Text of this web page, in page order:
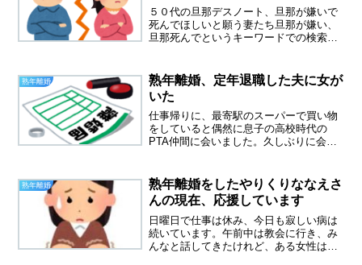
５０代の旦那デスノート、旦那が嫌いで
死んでほしいと願う妻たち旦那が嫌い、
旦那死んでというキーワードでの検索数
なった場合など、旦那さんの嫌な所ばか
り目に付いてしまうのでし...
熟年離婚
熟年離婚、定年退職した夫に女が
いた
仕事帰りに、最寄駅のスーパーで買い物
をしていると偶然に息子の高校時代の
PTA仲間に会いました。久しぶりに会っ
ろな話をしました。Kさん、私の息子の
事をずっと心配していてく...
熟年離婚
熟年離婚をしたやりくりななえさ
んの現在、応援しています
日曜日で仕事は休み、今日も寂しい病は
続いています。午前中は教会に行き、み
んなと話してきたけれど、ある女性は一